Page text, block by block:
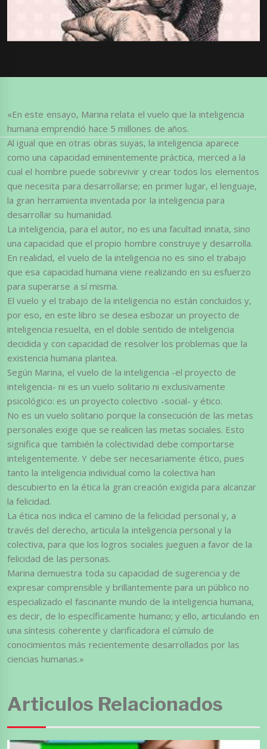
«En este ensayo, Marina relata el vuelo que la inteligencia
humana emprendió hace 5 millones de años.
Al igual que en otras obras suyas, la inteligencia aparece
como una capacidad eminentemente práctica, merced a la
cual el hombre puede sobrevivir y crear todos los elementos
que necesita para desarrollarse; en primer lugar, el lenguaje,
la gran herramienta inventada por la inteligencia para
desarrollar su humanidad.
La inteligencia, para el autor, no es una facultad innata, sino
una capacidad que el propio hombre construye y desarrolla.
En realidad, el vuelo de la inteligencia no es sino el trabajo
que esa capacidad humana viene realizando en su esfuerzo
para superarse a sí misma.
El vuelo y el trabajo de la inteligencia no están concluidos y,
por eso, en este libro se desea esbozar un proyecto de
inteligencia resuelta, en el doble sentido de inteligencia
decidida y con capacidad de resolver los problemas que la
existencia humana plantea.
Según Marina, el vuelo de la inteligencia -el proyecto de
inteligencia- ni es un vuelo solitario ni exclusivamente
psicológico: es un proyecto colectivo -social- y ético.
No es un vuelo solitario porque la consecución de las metas
personales exige que se realicen las metas sociales. Esto
significa que también la colectividad debe comportarse
inteligentemente. Y debe ser necesariamente ético, pues
tanto la inteligencia individual como la colectiva han
descubierto en la ética la gran creación exigida para alcanzar
la felicidad.
La ética nos indica el camino de la felicidad personal y, a
través del derecho, articula la inteligencia personal y la
colectiva, para que los logros sociales jueguen a favor de la
felicidad de las personas.
Marina demuestra toda su capacidad de sugerencia y de
expresar comprensible y brillantemente para un público no
especializado el fascinante mundo de la inteligencia humana,
es decir, de lo específicamente humano; y ello, articulando en
una síntesis coherente y clarificadora el cúmulo de
conocimientos más recientemente desarrollados por las
ciencias humanas.»
Articulos Relacionados